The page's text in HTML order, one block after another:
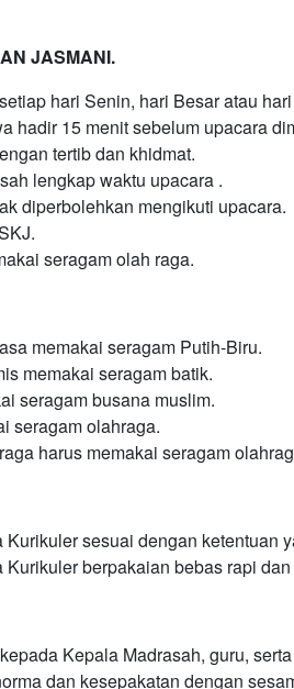
JASMANI.
hari Senin, hari Besar atau
hadir 15 menit sebelum upacara
tertib dan khidmat.
lengkap waktu upacara .
diperbolehkan mengikuti upacara.
seragam olah raga.
memakai seragam Putih-Biru.
memakai seragam batik.
seragam busana muslim.
seragam olahraga.
harus memakai seragam
sesuai dengan ketentuan
berpakaian bebas rapi
Kepala Madrasah, guru,
dan kesepakatan dengan